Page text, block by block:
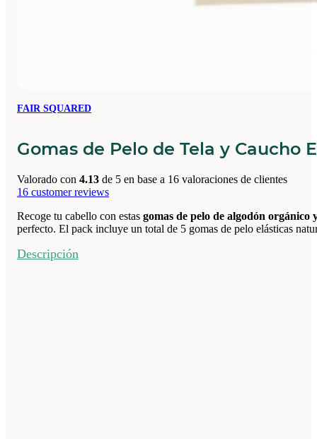
FAIR SQUARED
Gomas de Pelo de Tela y Caucho
Valorado con 4.13 de 5 en base a 16 valoraciones de clientes
16 customer reviews
Recoge tu cabello con estas gomas de pelo de algodón orgánico
perfecto. El pack incluye un total de 5 gomas de pelo elásticas
Descripción